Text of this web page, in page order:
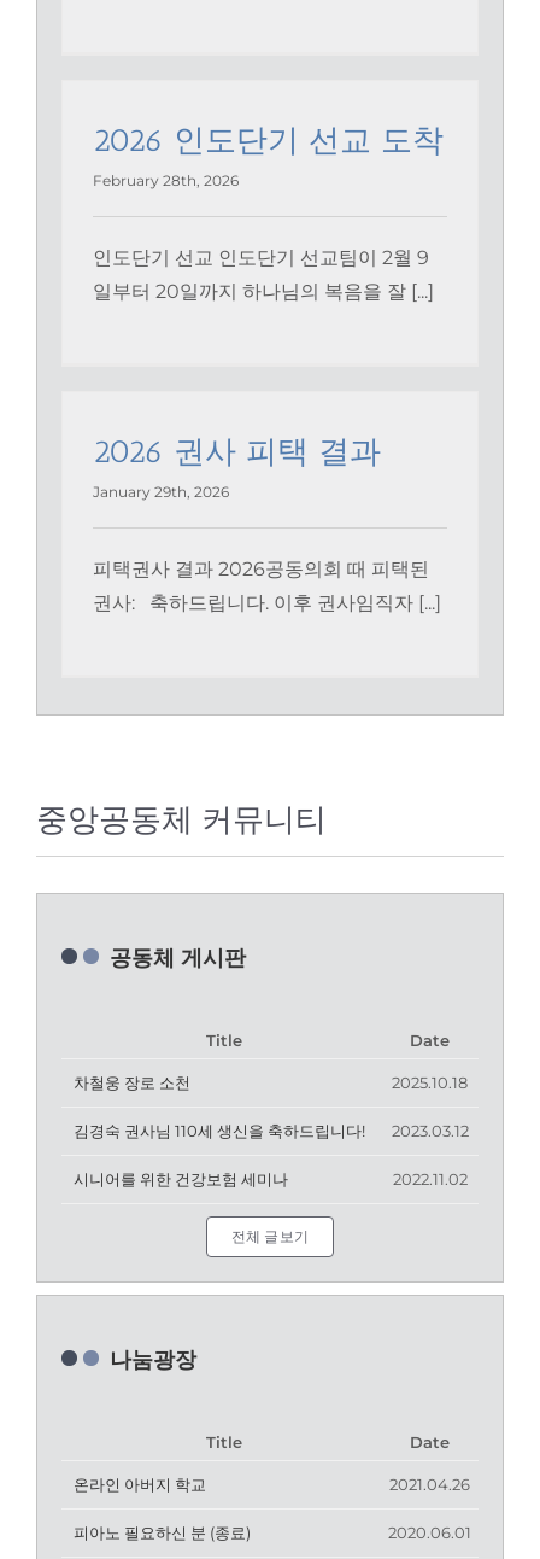
2026 인도단기 선교 도착
February 28th, 2026
인도단기 선교 인도단기 선교팀이 2월 9
일부터 20일까지 하나님의 복음을 잘 [...]
2026 권사 피택 결과
January 29th, 2026
피택권사 결과 2026공동의회 때 피택된
권사: 축하드립니다. 이후 권사임직자 [...]
중앙공동체 커뮤니티
공동체 게시판
Title Date
차철웅 장로 소천 2025.10.18
김경숙 권사님 110세 생신을 축하드립니다! 2023.03.12
시니어를 위한 건강보험 세미나 2022.11.02
전체 글보기
나눔광장
Title Date
온라인 아버지 학교 2021.04.26
피아노 필요하신 분 (종료) 2020.06.01